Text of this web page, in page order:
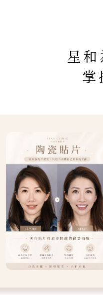
星
掌
珮
美
身
方式